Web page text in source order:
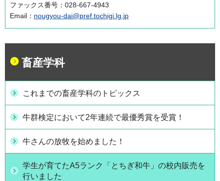
ファックス番号：028-667-4943
Email： nougyou-dai@pref.tochigi.lg.jp
畜産学科
これまでの畜産学科のトピックス
牛群検定において2年連続で最優秀賞を受賞！
牛さんの放牧を始めました！
学生が育てたA5ランク「とちぎ和牛」の校内販売を
行いました